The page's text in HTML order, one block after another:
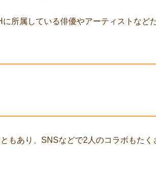
所属している俳優やアーティストなど
もあり、SNSなどで2人のコラボもたく